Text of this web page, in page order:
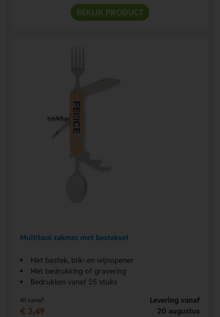
BEKIJK PRODUCT
Multitool zakmes met bestekset
Met bestek, blik- en wijnopener
Met bedrukking of gravering
Bedrukken vanaf 25 stuks
Al vanaf
€ 3,49
Levering vanaf
20 augustus